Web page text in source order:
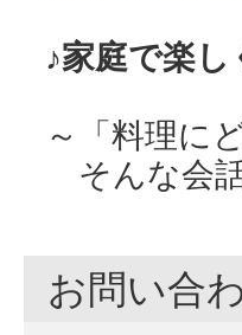
♪家庭で楽し
～「料理に
そんな会
お問い合